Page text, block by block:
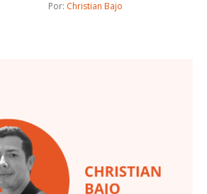
quirúrgica.
Por: Christian Bajo